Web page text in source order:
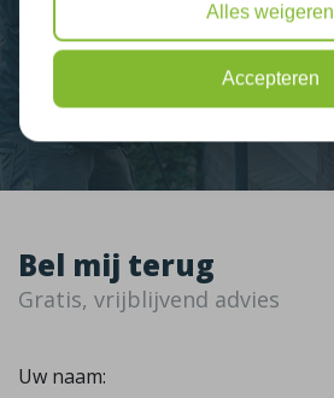
Nieuws
Bel mij terug
Gratis, vrijblijvend advies
Uw naam:
Alles weigeren
Accepteren